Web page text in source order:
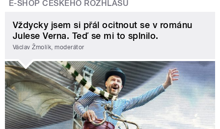
E-SHOP ČESKÉHO ROZHLASU
Vždycky jsem si přál ocitnout se v románu
Julese Verna. Teď se mi to splnilo.
Václav Žmolík, moderátor